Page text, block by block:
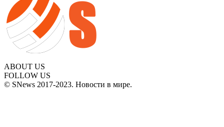
ABOUT US
FOLLOW US
© SNews 2017-2023. Новости в мире.